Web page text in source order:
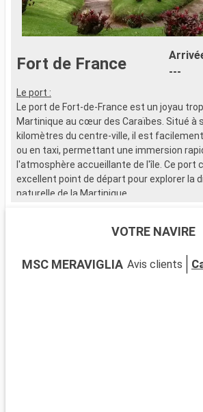
Fort de France
---
Le port :
Le port de Fort-de-France est un joyau
Martinique au cœur des Caraïbes. Situé à
kilomètres du centre-ville, il est
ou en taxi, permettant une immersion
l'atmosphère accueillante de l'île. Ce port
excellent point de départ pour explorer la
naturelle de la Martinique.
Fort-de-France, capitale de la Martinique,
Schoelcher, célèbre pour son architecture
VOTRE NAVIRE
MSC MERAVIGLIA Avis clients